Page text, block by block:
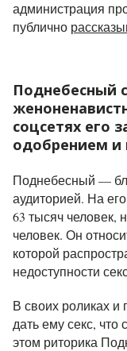
администрация
публично
Поднебесный
соцсетях его
одобрением
Поднебесный —
аудиторией. На
63 тысяч человек,
человек. Он
которой
недоступности
В своих роликах и
дать ему секс,
этом риторика